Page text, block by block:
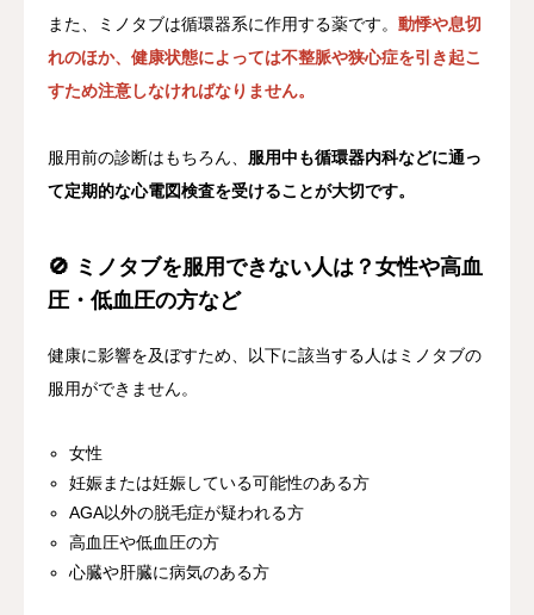
また、ミノタブは循環器系に作用する薬です。 動悸や息切
れのほか、健康状態によっては不整脈や狭心症を引き起こ
すため注意しなければなりません。
服用前の診断はもちろん、 服用中も循環器内科などに通っ
て定期的な心電図検査を受けることが大切です。
🚫 ミノタブを服用できない人は？女性や高血
圧・低血圧の方など
健康に影響を及ぼすため、以下に該当する人はミノタブの
服用ができません。
女性
妊娠または妊娠している可能性のある方
AGA以外の脱毛症が疑われる方
高血圧や低血圧の方
心臓や肝臓に病気のある方